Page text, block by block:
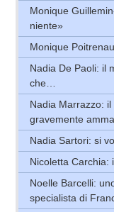
Monique
niente»
Monique
Nadia De Paoli: il
che…
Nadia Marrazzo:
gravemente
Nadia Sartori: si
Nicoletta Carchia:
Noelle Barcelli:
specialista di